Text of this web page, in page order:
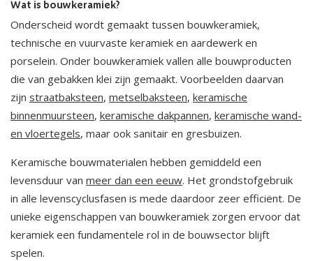
Wat is bouwkeramiek?
Onderscheid wordt gemaakt tussen bouwkeramiek,
technische en vuurvaste keramiek en aardewerk en
porselein. Onder bouwkeramiek vallen alle bouwproducten
die van gebakken klei zijn gemaakt. Voorbeelden daarvan
zijn straatbaksteen, metselbaksteen, keramische
binnenmuursteen, keramische dakpannen, keramische wand-
en vloertegels, maar ook sanitair en gresbuizen.
Keramische bouwmaterialen hebben gemiddeld een
levensduur van meer dan een eeuw. Het grondstofgebruik
in alle levenscyclusfasen is mede daardoor zeer efficiënt. De
unieke eigenschappen van bouwkeramiek zorgen ervoor dat
keramiek een fundamentele rol in de bouwsector blijft
spelen.